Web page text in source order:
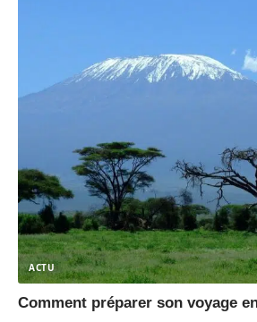
ACTU
Comment préparer son voyage